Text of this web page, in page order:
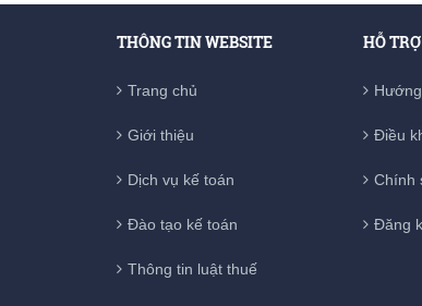
THÔNG TIN WEBSITE
Trang chủ
Giới thiệu
Dịch vụ kế toán
Đào tạo kế toán
Thông tin luật thuế
HỖ
Điều
Chính
Đăng